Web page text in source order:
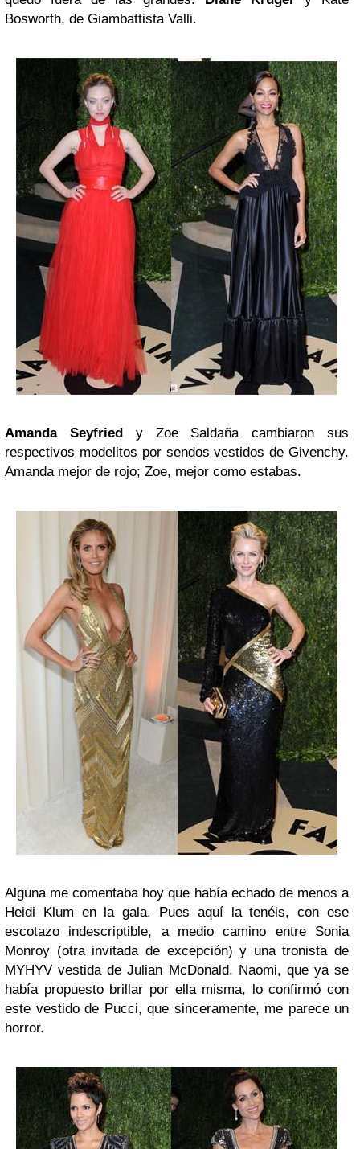
Bosworth, de Giambattista Valli.
Amanda Seyfried
y Zoe Saldaña cambiaron sus
respectivos modelitos por sendos vestidos de Givenchy.
Amanda mejor de rojo; Zoe, mejor como estabas.
Alguna me comentaba hoy que había echado de menos a
Heidi Klum en la gala. Pues aquí la tenéis, con ese
escotazo indescriptible, a medio camino entre Sonia
Monroy (otra invitada de excepción) y una tronista de
MYHYV vestida de Julian McDonald. Naomi, que ya se
había propuesto brillar por ella misma, lo confirmó con
este vestido de Pucci, que sinceramente, me parece un
horror.